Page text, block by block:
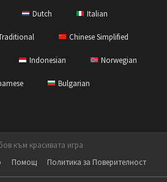
Dutch Italian
Chinese Simplified
Indonesian Norwegian
Bulgarian
към красивата игра
Помощ Политика за Поверителност